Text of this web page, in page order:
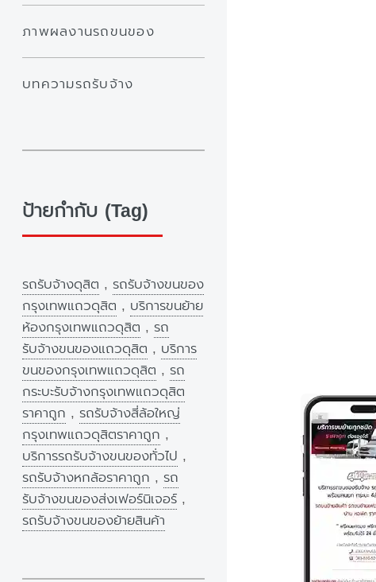
ภาพผลงานรถขนของ
บทความรถรับจ้าง
ป้ายกำกับ (Tag)
รถรับจ้างดุสิต , รถรับจ้างขนของ
กรุงเทพแถวดุสิต , บริการขนย้าย
ห้องกรุงเทพแถวดุสิต , รถ
รับจ้างขนของแถวดุสิต , บริการ
ขนของกรุงเทพแถวดุสิต , รถ
กระบะรับจ้างกรุงเทพแถวดุสิต
ราคาถูก , รถรับจ้างสี่ล้อใหญ่
กรุงเทพแถวดุสิตราคาถูก ,
บริการรถรับจ้างขนของทั่วไป ,
รถรับจ้างหกล้อราคาถูก , รถ
รับจ้างขนของส่งเฟอร์นิเจอร์ ,
รถรับจ้างขนของย้ายสินค้า